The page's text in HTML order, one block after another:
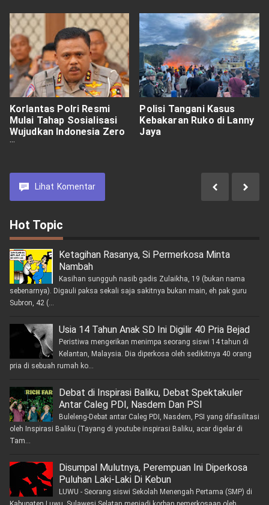
Korlantas Polri Resmi
Mulai Tahap Sosialisasi
Wujudkan Indonesia Zero
Truk ODOL
Polisi Tangani Kasus
Kebakaran Ruko di Lanny
Jaya
Lihat Komentar
Hot Topic
Ketagihan Rasanya, Si Permerkosa Minta
Nambah
Kasihan sungguh nasib gadis Zulaikha, 19 (bukan nama
sebenarnya). Digauli paksa sekali saja sakitnya bukan main, eh pak guru
Subron, 42 (...
Usia 14 Tahun Anak SD Ini Digilir 40 Pria Bejad
Peristiwa mengerikan menimpa seorang siswi 14 tahun di
Kelantan, Malaysia. Dia diperkosa oleh sedikitnya 40 orang
pria di sebuah rumah ko...
Debat di Inspirasi Baliku, Debat Spektakuler
Antar Caleg PDI, Nasdem Dan PSI
Buleleng-Debat antar Caleg PDI, Nasdem, PSI yang difasilitasi
oleh Inspirasi Baliku (Tayang di youtube inspirasi Baliku, acar digelar di
Tam...
Disumpal Mulutnya, Perempuan Ini Diperkosa
Puluhan Laki-Laki Di Kebun
LUWU - Seorang siswi Sekolah Menengah Pertama (SMP) di